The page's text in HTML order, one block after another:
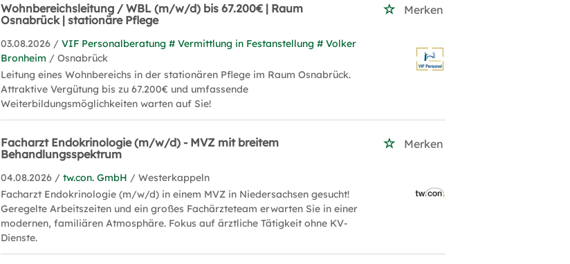
Wohnbereichsleitung / WBL (m/w/d) bis 67.200€ | Raum
Osnabrück | stationäre Pflege
Merken
03.08.2026 /VIF Personalberatung # Vermittlung in Festanstellung # Volker
Bronheim / Osnabrück
Leitung eines Wohnbereichs in der stationären Pflege im Raum Osnabrück.
Attraktive Vergütung bis zu 67.200€ und umfassende
Weiterbildungsmöglichkeiten warten auf Sie!
Facharzt Endokrinologie (m/w/d) - MVZ mit breitem
Behandlungsspektrum
Merken
04.08.2026 /tw.con. GmbH / Westerkappeln
Facharzt Endokrinologie (m/w/d) in einem MVZ in Niedersachsen gesucht!
Geregelte Arbeitszeiten und ein großes Fachärzteteam erwarten Sie in einer
modernen, familiären Atmosphäre. Fokus auf ärztliche Tätigkeit ohne KV-
Dienste.